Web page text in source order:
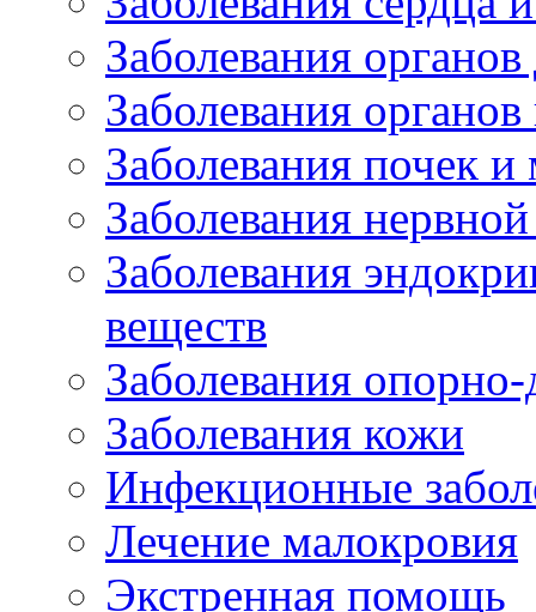
Заболевания
Заболевания
Заболевания почек
Заболевания
Заболевания
веществ
Заболевания опорно-
Заболевания кожи
Инфекционные
Лечение малокровия
Экстренная помощь